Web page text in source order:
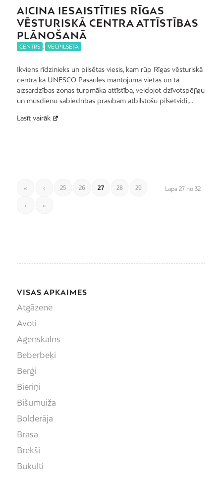
AICINA IESAISTĪTIES RĪGAS
VĒSTURISKĀ CENTRA ATTĪSTĪBAS
PLĀNOŠANĀ
CENTRS VECPILSĒTA
Ikviens rīdzinieks un pilsētas viesis, kam rūp Rīgas vēsturiskā
centra kā UNESCO Pasaules mantojuma vietas un tā
aizsardzības zonas turpmāka attīstība, veidojot dzīvotspējīgu
un mūsdienu sabiedrības prasībām atbilstošu pilsētvidi,…
Lasīt vairāk
Lapa 27 no 32
« ‹ 25 26 27 28 29
› »
VISAS APKAIMES
Atgāzene
Avoti
Āgenskalns
Beberbeķi
Berģi
Bieriņi
Bišumuiža
Bolderāja
Brasa
Brekši
Bukulti